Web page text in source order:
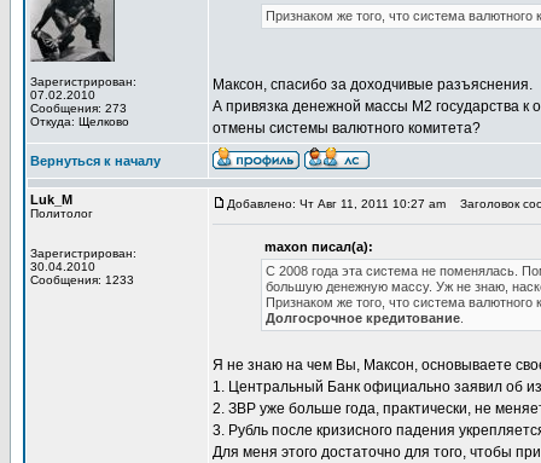
Зарегистрирован:
07.02.2010
Сообщения: 273
Откуда: Щелково
Признаком же того, что система
Максон, спасибо за доходчивые разъяснения.
А привязка денежной массы М2 государства к
отмены системы валютного комитета?
Вернуться к началу
Luk_M
Политолог
Зарегистрирован:
30.04.2010
Сообщения: 1233
Добавлено: Чт Авг 11, 2011 10:27 am Заголовок
maxon писал(а):
С 2008 года эта система не поменялась.
большую денежную массу. Уж не знаю,
Признаком же того, что система
Долгосрочное кредитование
Я не знаю на чем Вы, Максон, основываете
1. Центральный Банк официально заявил об
2. ЗВР уже больше года, практически, не
3. Рубль после кризисного падения
Для меня этого достаточно для того, чтобы